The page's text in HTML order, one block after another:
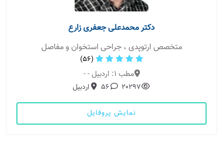
دکتر محمدعلی جعفری زارع
متخصص ارتوپدی ، جراحی استخوان و مفاصل
(56)
مطب 1: اردبیل - -
20297
56 اردبیل
نمایش پروفایل